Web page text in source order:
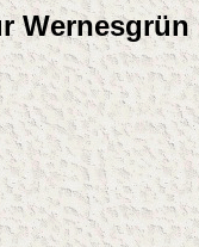
Wernesgrün